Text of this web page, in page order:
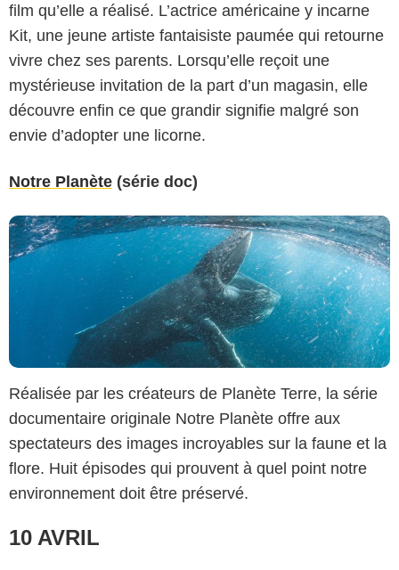
film qu’elle a réalisé. L’actrice américaine y incarne
Kit, une jeune artiste fantaisiste paumée qui retourne
vivre chez ses parents. Lorsqu’elle reçoit une
mystérieuse invitation de la part d’un magasin, elle
découvre enfin ce que grandir signifie malgré son
envie d’adopter une licorne.
Notre Planète (série doc)
Réalisée par les créateurs de Planète Terre, la série
documentaire originale Notre Planète offre aux
spectateurs des images incroyables sur la faune et la
flore. Huit épisodes qui prouvent à quel point notre
environnement doit être préservé.
10 AVRIL